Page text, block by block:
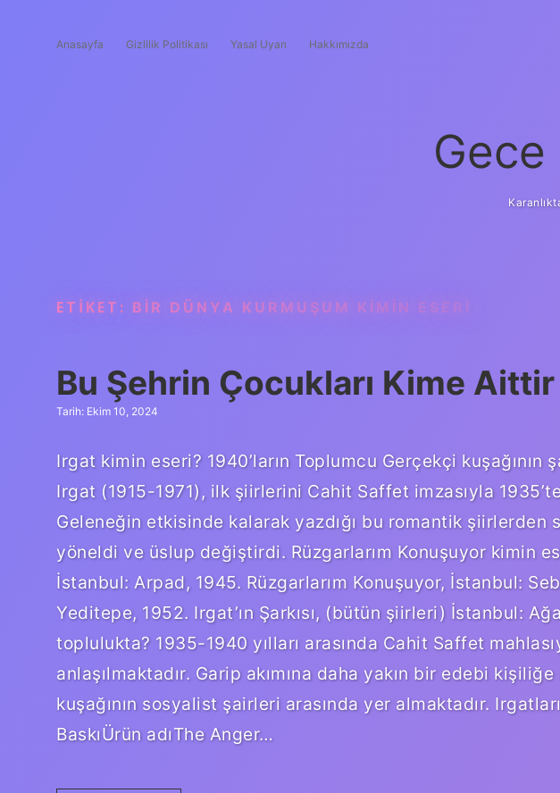
Anasayfa Gizlilik Politikası Yasal Uyarı Hakkımızda
Gece
ETIKET: BIR DÜNYA KURMUŞUM KIMIN ESERI
Bu Şehrin Çocukları Kime Aittir
Tarih: Ekim 10, 2024
Irgat kimin eseri? 1940’ların Toplumcu Gerçekçi
Irgat (1915-1971), ilk şiirlerini Cahit Saffet imzasıyla
Geleneğin etkisinde kalarak yazdığı bu romantik
yöneldi ve üslup değiştirdi. Rüzgarlarım Konuşuyor kimin
İstanbul: Arpad, 1945. Rüzgarlarım Konuşuyor, İstanbul:
Yeditepe, 1952. Irgat’ın Şarkısı, (bütün şiirleri) İstanbul:
toplulukta? 1935-1940 yılları arasında Cahit Saffet
anlaşılmaktadır. Garip akımına daha yakın bir edebi
kuşağının sosyalist şairleri arasında yer almaktadır.
BaskıÜrün adıThe Anger…